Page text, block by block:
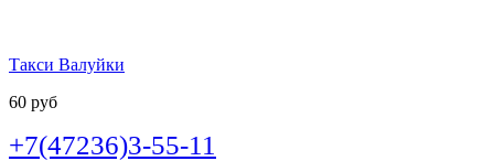
Такси Валуйки
60 руб
+7(47236)3-55-11